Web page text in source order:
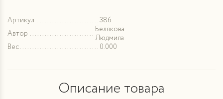
Артикул
386
Автор
Белякова
Людмила
Вес
0.000
Описание товара